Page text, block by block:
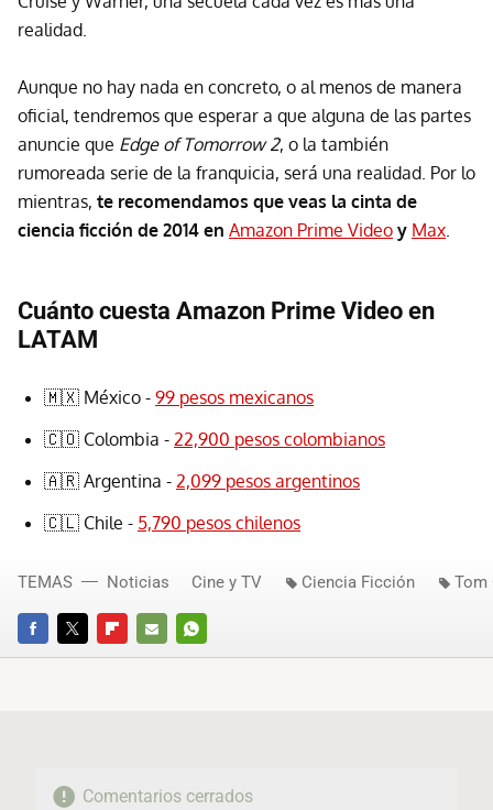
realidad.
Aunque no hay nada en concreto, o al menos de manera
oficial, tendremos que esperar a que alguna de las partes
anuncie que Edge of Tomorrow 2, o la también
rumoreada serie de la franquicia, será una realidad. Por lo
mientras, te recomendamos que veas la cinta de
ciencia ficción de 2014 en Amazon Prime Video y Max.
Cuánto cuesta Amazon Prime Video en
LATAM
🇲🇽 México - 99 pesos mexicanos
🇨🇴 Colombia - 22,900 pesos colombianos
🇦🇷 Argentina - 2,099 pesos argentinos
🇨🇱 Chile - 5,790 pesos chilenos
FACEBOOKTWITTERFLIPBOARD
E-
WHATSAPP
TEMAS Noticias Cine y TV Ciencia Ficción Tom
Comentarios cerrados